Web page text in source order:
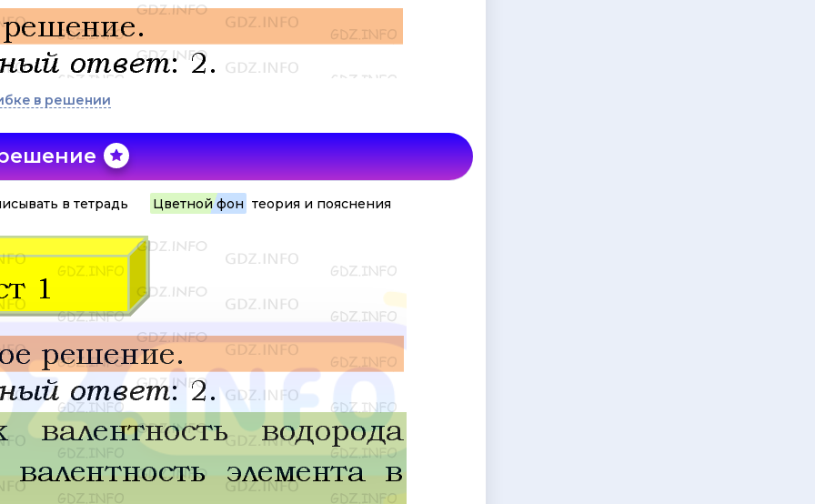
в решении
в тетрадь Цветной фон теория и пояснения